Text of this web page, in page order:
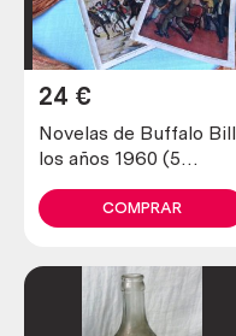
Novelas de Buffalo Bill
los años 1960 (5
24 €
COMPRAR